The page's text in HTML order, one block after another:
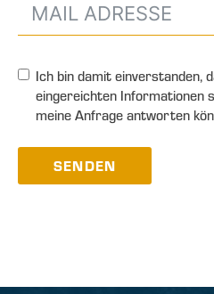
Ich bin damit einverstanden,
eingereichten Informationen
meine Anfrage antworten
SENDEN